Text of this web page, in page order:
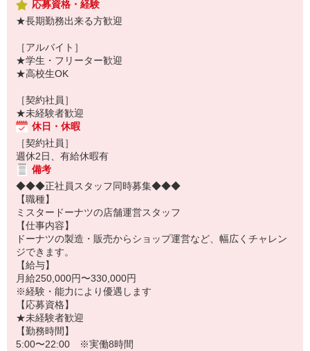
応募資格・経験
★長期勤務出来る方歓迎
［アルバイト］
★学生・フリーター歓迎
★高校生OK
［契約社員］
★未経験者歓迎
休日・休暇
［契約社員］
週休2日、有給休暇有
備考
◆◆◆正社員スタッフ同時募集◆◆◆
【職種】
ミスタードーナツの店舗運営スタッフ
【仕事内容】
ドーナツの製造・販売からショップ運営など、幅広くチャレン
ジできます。
【給与】
月給250,000円〜330,000円
※経験・能力により優遇します
【応募資格】
★未経験者歓迎
【勤務時間】
5:00〜22:00 ※実働8時間